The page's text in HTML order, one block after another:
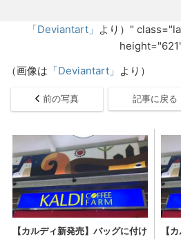
「Deviantart」 より）"
（画像は 「Deviantart」 より）
前の写真 記事に戻る